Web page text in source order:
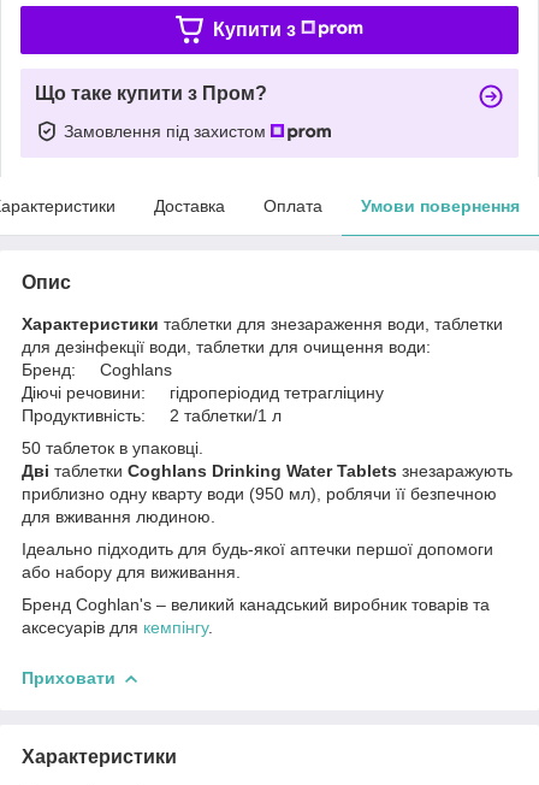
Купити з
Що таке купити з Пром?
Замовлення під захистом
Доставка Оплата Умови повернення
Опис
Характеристики таблетки для знезараження води, таблетки
для дезінфекції води, таблетки для очищення води:
Бренд: Coghlans
Діючі речовини: гідроперіодид тетрагліцину
Продуктивність: 2 таблетки/1 л
50 таблеток в упаковці.
Дві таблетки Coghlans Drinking Water Tablets знезаражують
приблизно одну кварту води (950 мл), роблячи її безпечною
для вживання людиною.
Ідеально підходить для будь-якої аптечки першої допомоги
або набору для виживання.
Бренд Coghlan's – великий канадський виробник товарів та
аксесуарів для кемпінгу.
Приховати
Характеристики